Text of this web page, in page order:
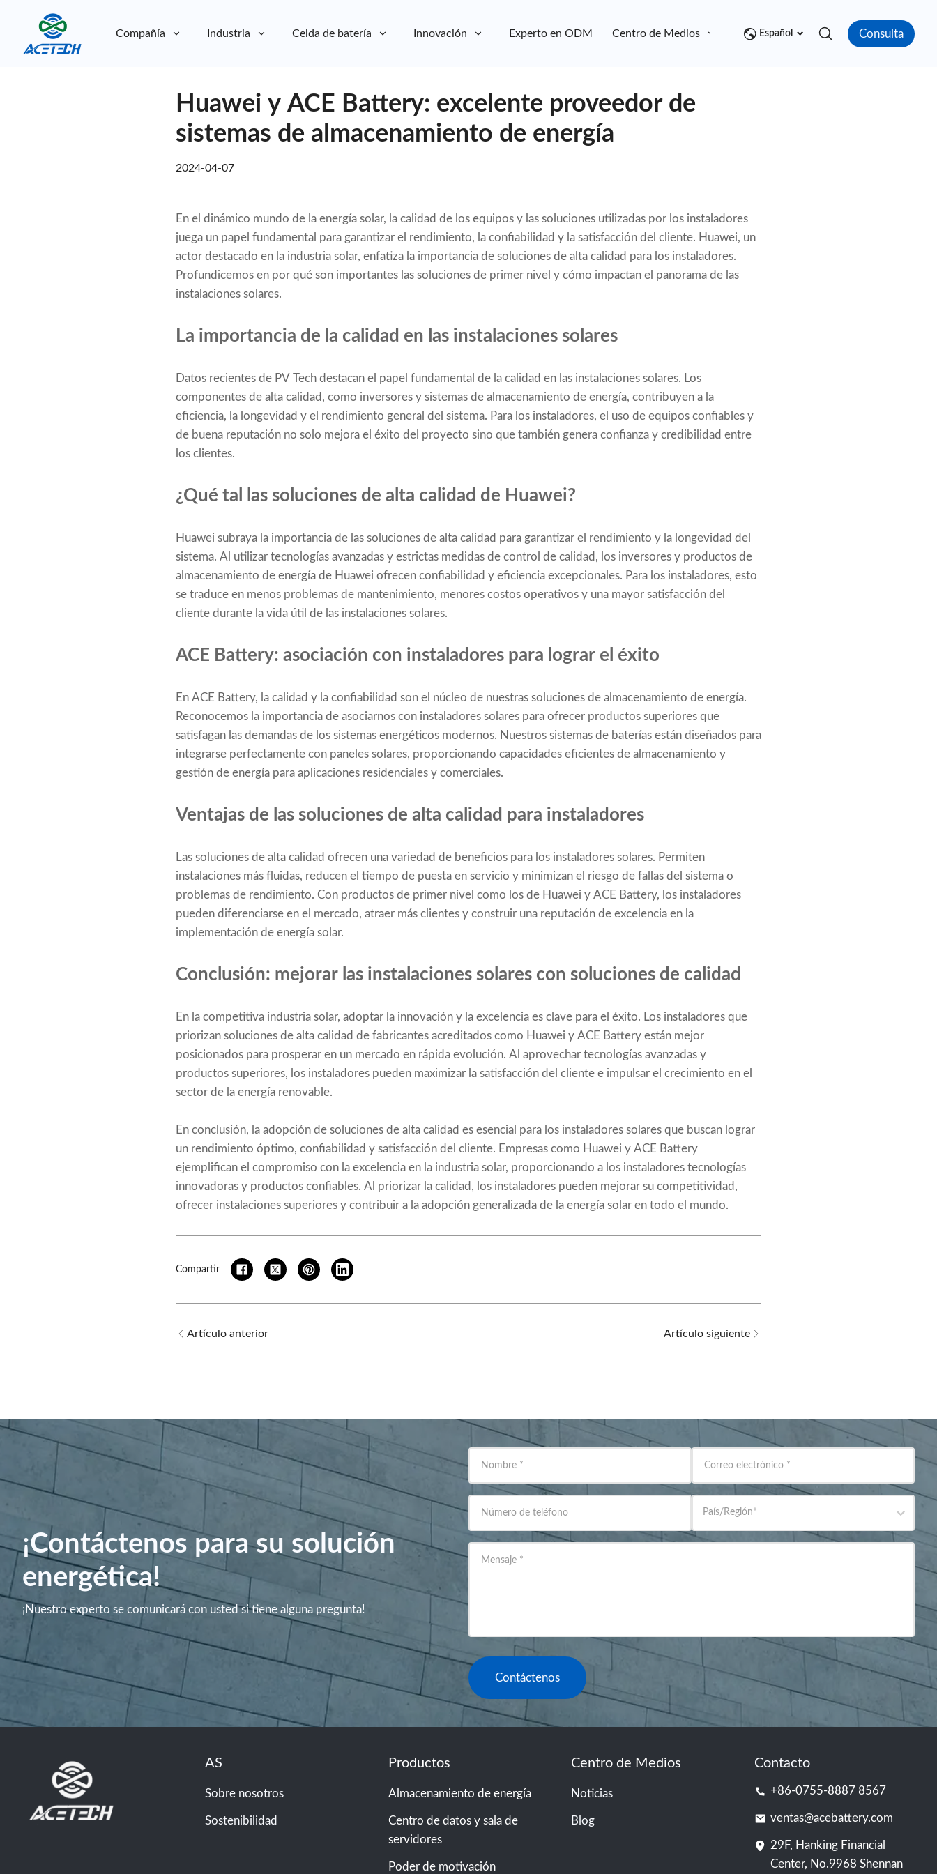
Compañía Industria Celda de batería Innovación Experto en ODM Centro de Medios Contacto
Español Consulta
Huawei y ACE Battery: excelente proveedor de
sistemas de almacenamiento de energía
2024-04-07
En el dinámico mundo de la energía solar, la calidad de los equipos y las soluciones utilizadas por los instaladores
juega un papel fundamental para garantizar el rendimiento, la confiabilidad y la satisfacción del cliente. Huawei, un
actor destacado en la industria solar, enfatiza la importancia de soluciones de alta calidad para los instaladores.
Profundicemos en por qué son importantes las soluciones de primer nivel y cómo impactan el panorama de las
instalaciones solares.
La importancia de la calidad en las instalaciones solares
Datos recientes de PV Tech destacan el papel fundamental de la calidad en las instalaciones solares. Los
componentes de alta calidad, como inversores y sistemas de almacenamiento de energía, contribuyen a la
eficiencia, la longevidad y el rendimiento general del sistema. Para los instaladores, el uso de equipos confiables y
de buena reputación no solo mejora el éxito del proyecto sino que también genera confianza y credibilidad entre
los clientes.
¿Qué tal las soluciones de alta calidad de Huawei?
Huawei subraya la importancia de las soluciones de alta calidad para garantizar el rendimiento y la longevidad del
sistema. Al utilizar tecnologías avanzadas y estrictas medidas de control de calidad, los inversores y productos de
almacenamiento de energía de Huawei ofrecen confiabilidad y eficiencia excepcionales. Para los instaladores, esto
se traduce en menos problemas de mantenimiento, menores costos operativos y una mayor satisfacción del
cliente durante la vida útil de las instalaciones solares.
ACE Battery: asociación con instaladores para lograr el éxito
En ACE Battery, la calidad y la confiabilidad son el núcleo de nuestras soluciones de almacenamiento de energía.
Reconocemos la importancia de asociarnos con instaladores solares para ofrecer productos superiores que
satisfagan las demandas de los sistemas energéticos modernos. Nuestros sistemas de baterías están diseñados para
integrarse perfectamente con paneles solares, proporcionando capacidades eficientes de almacenamiento y
gestión de energía para aplicaciones residenciales y comerciales.
Ventajas de las soluciones de alta calidad para instaladores
Las soluciones de alta calidad ofrecen una variedad de beneficios para los instaladores solares. Permiten
instalaciones más fluidas, reducen el tiempo de puesta en servicio y minimizan el riesgo de fallas del sistema o
problemas de rendimiento. Con productos de primer nivel como los de Huawei y ACE Battery, los instaladores
pueden diferenciarse en el mercado, atraer más clientes y construir una reputación de excelencia en la
implementación de energía solar.
Conclusión: mejorar las instalaciones solares con soluciones de calidad
En la competitiva industria solar, adoptar la innovación y la excelencia es clave para el éxito. Los instaladores que
priorizan soluciones de alta calidad de fabricantes acreditados como Huawei y ACE Battery están mejor
posicionados para prosperar en un mercado en rápida evolución. Al aprovechar tecnologías avanzadas y
productos superiores, los instaladores pueden maximizar la satisfacción del cliente e impulsar el crecimiento en el
sector de la energía renovable.
En conclusión, la adopción de soluciones de alta calidad es esencial para los instaladores solares que buscan lograr
un rendimiento óptimo, confiabilidad y satisfacción del cliente. Empresas como Huawei y ACE Battery
ejemplifican el compromiso con la excelencia en la industria solar, proporcionando a los instaladores tecnologías
innovadoras y productos confiables. Al priorizar la calidad, los instaladores pueden mejorar su competitividad,
ofrecer instalaciones superiores y contribuir a la adopción generalizada de la energía solar en todo el mundo.
Compartir
Artículo anterior Artículo siguiente
¡Contáctenos para su solución
energética!
¡Nuestro experto se comunicará con usted si tiene alguna pregunta!
Nombre * Correo electrónico *
Número de teléfono País/Región*
Mensaje *
Contáctenos
AS
Sobre nosotros
Sostenibilidad
Productos
Almacenamiento de energía
Centro de datos y sala de
servidores
Poder de motivación
Centro de Medios
Noticias
Blog
Contacto
+86-0755-8887 8567
ventas@acebattery.com
29F, Hanking Financial
Center, No.9968 Shennan